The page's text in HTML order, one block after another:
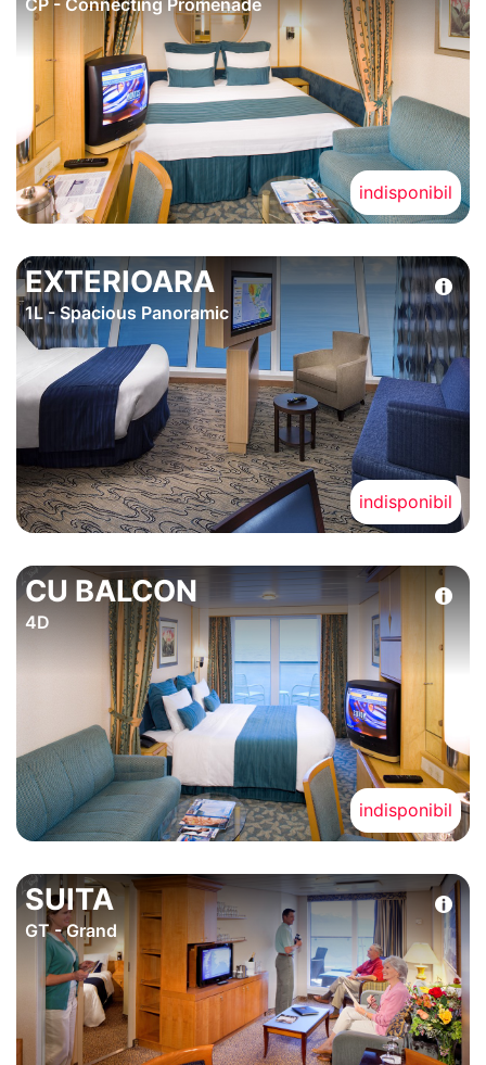
indisponibil
EXTERIOARA
1L - Spacious Panoramic
indisponibil
CU BALCON
4D
indisponibil
SUITA
GT - Grand